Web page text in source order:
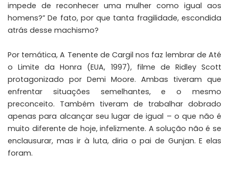
impede de reconhecer uma mulher como igual aos
homens?” De fato, por que tanta fragilidade, escondida
atrás desse machismo?
Por temática, A Tenente de Cargil nos faz lembrar de Até
o Limite da Honra (EUA, 1997), filme de Ridley Scott
protagonizado por Demi Moore. Ambas tiveram que
enfrentar situações semelhantes, e o mesmo
preconceito. Também tiveram de trabalhar dobrado
apenas para alcançar seu lugar de igual – o que não é
muito diferente de hoje, infelizmente. A solução não é se
enclausurar, mas ir à luta, diria o pai de Gunjan. E elas
foram.